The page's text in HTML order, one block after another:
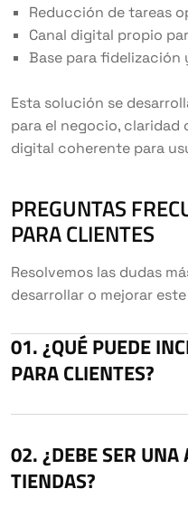
Reducción de tareas
Canal digital propio
Base para
Esta solución se
para el negocio, claridad
digital coherente para
PREGUNTAS
PARA CLIENTES
Resolvemos las dudas
desarrollar o mejorar
¿QUÉ PUEDE
PARA CLIENTES?
¿DEBE SER
TIENDAS?